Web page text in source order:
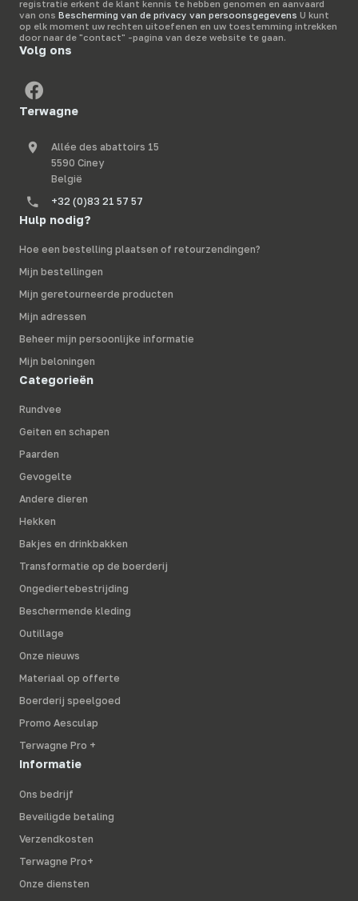
in
registratie erkent de klant kennis te hebben genomen en aanvaard
van ons Bescherming van de privacy van persoonsgegevens U kunt
op elk moment uw rechten uitoefenen en uw toestemming intrekken
door naar de "contact" -pagina van deze website te gaan.
Volg ons
Terwagne
Allée des abattoirs 15
5590 Ciney
België
+32 (0)83 21 57 57
Hulp nodig?
Hoe een bestelling plaatsen of retourzendingen?
Mijn bestellingen
Mijn geretourneerde producten
Mijn adressen
Beheer mijn persoonlijke informatie
Mijn beloningen
Categorieën
Rundvee
Geiten en schapen
Paarden
Gevogelte
Andere dieren
Hekken
Bakjes en drinkbakken
Transformatie op de boerderij
Ongediertebestrijding
Beschermende kleding
Outillage
Onze nieuws
Materiaal op offerte
Boerderij speelgoed
Promo Aesculap
Terwagne Pro +
Informatie
Ons bedrijf
Beveiligde betaling
Verzendkosten
Terwagne Pro+
Onze diensten